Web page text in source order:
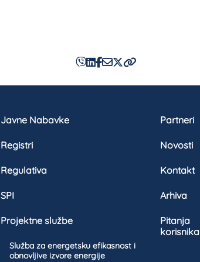
Javne Nabavke
Registri
Regulativa
SPI
Projektne službe
Služba za energetsku efikasnost i
obnovljive izvore energije
Partneri
Novosti
Kontakt
Arhiva
Pitanja
korisnika